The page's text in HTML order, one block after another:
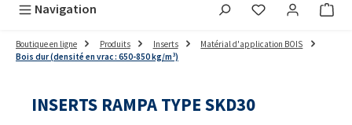
Navigation
Boutique en ligne Produits Inserts
Matérial d'application BOIS
Bois dur (densité en vrac : 650-850 kg/m³)
INSERTS RAMPA TYPE SKD30